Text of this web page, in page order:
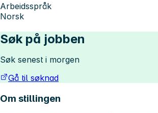
Arbeidsspråk
Norsk
Søk på jobben
Søk senest i morgen
Gå til søknad
Om stillingen